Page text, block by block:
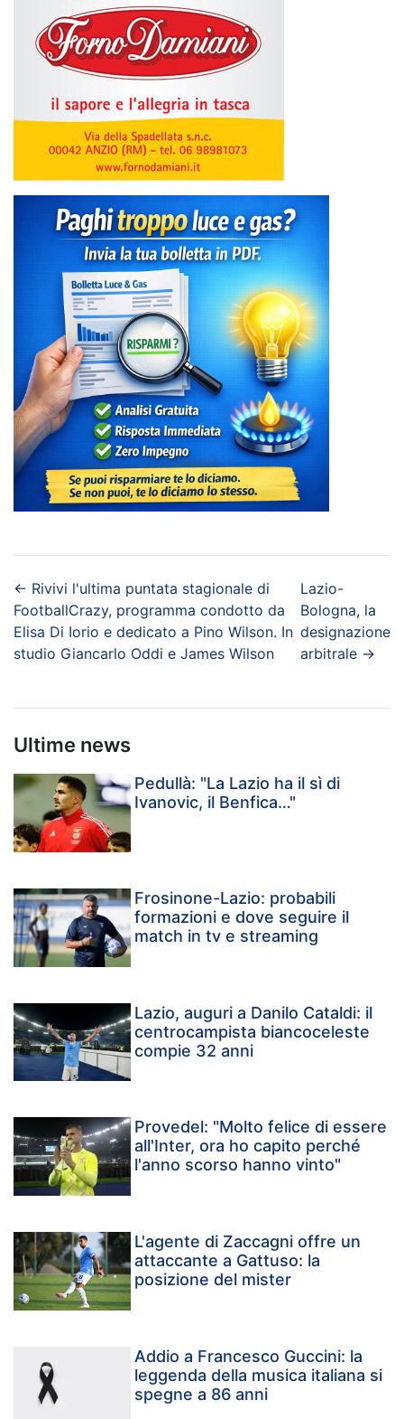
← Rivivi l'ultima puntata stagionale di
FootballCrazy, programma condotto da
Elisa Di Iorio e dedicato a Pino Wilson. In
studio Giancarlo Oddi e James Wilson
Lazio-
Bologna, la
designazione
arbitrale →
Ultime news
Pedullà: "La Lazio ha il sì di
Ivanovic, il Benfica…"
Frosinone-Lazio: probabili
formazioni e dove seguire il
match in tv e streaming
Lazio, auguri a Danilo Cataldi: il
centrocampista biancoceleste
compie 32 anni
Provedel: "Molto felice di essere
all'Inter, ora ho capito perché
l'anno scorso hanno vinto"
L'agente di Zaccagni offre un
attaccante a Gattuso: la
posizione del mister
Addio a Francesco Guccini: la
leggenda della musica italiana si
spegne a 86 anni